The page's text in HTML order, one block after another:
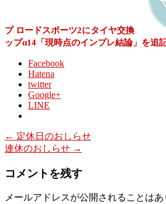
プ ロードスポーツ2にタイヤ交換
ップα14「現時点のインプレ結論」を追
Facebook
Hatena
twitter
Google+
LINE
← 定休日のおしらせ
連休のおしらせ →
コメントを残す
メールアドレスが公開されることはあ